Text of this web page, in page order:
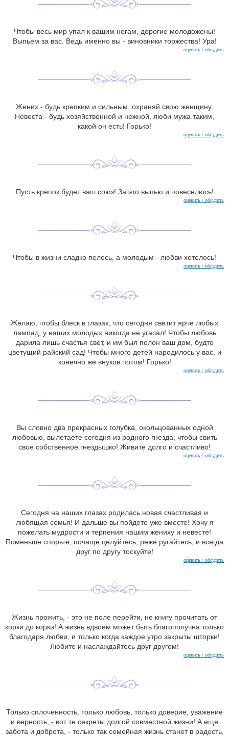
Чтобы весь мир упал к вашим ногам, дорогие молодожены!
Выпьем за вас. Ведь именно вы - виновники торжества! Ура!
оценить / обсудить
Жених - будь крепким и сильным, охраняй свою женщину.
Невеста - будь хозяйственной и нежной, люби мужа таким,
какой он есть! Горько!
оценить / обсудить
Пусть крепок будет ваш союз! За это выпью и повеселюсь!
оценить / обсудить
Чтобы в жизни сладко пелось, а молодым - любви хотелось!
оценить / обсудить
Желаю, чтобы блеск в глазах, что сегодня светит ярче любых
лампад, у наших молодых никогда не угасал! Чтобы любовь
дарила лишь счастья свет, и им был полон ваш дом, будто
цветущий райский сад! Чтобы много детей народилось у вас, и
конечно же внуков потом! Горько!
оценить / обсудить
Вы словно два прекрасных голубка, окольцованных одной
любовью, вылетаете сегодня из родного гнезда, чтобы свить
свое собственное гнездышко! Живите долго и счастливо!
оценить / обсудить
Сегодня на наших глазах родилась новая счастливая и
любящая семья! И дальше вы пойдете уже вместе! Хочу я
пожелать мудрости и терпения нашим жениху и невесте!
Поменьше спорьте, почаще целуйтесь, реже ругайтесь, и всегда
друг по другу тоскуйте!
оценить / обсудить
Жизнь прожить, - это не поле перейти, не книгу прочитать от
корки до корки! А жизнь вдвоем может быть благополучна только
благодаря любви, и только когда каждое утро закрыты шторки!
Любите и наслаждайтесь друг другом!
оценить / обсудить
Только сплоченность, только любовь, только доверие, уважение
и верность, - вот те секреты долгой совместной жизни! А еще
забота и доброта, - только так семейная жизнь станет в радость,